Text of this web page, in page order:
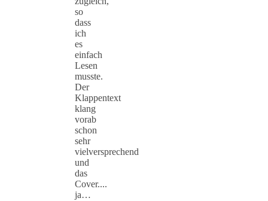
so
dass
ich
es
einfach
Lesen
musste.
Der
Klappentext
klang
vorab
schon
sehr
vielversprechend
und
das
Cover....
ja…